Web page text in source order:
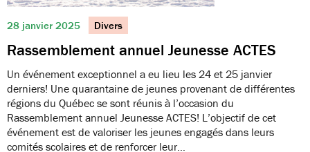
28 janvier 2025 Divers
Rassemblement annuel Jeunesse ACTES
Un événement exceptionnel a eu lieu les 24 et 25 janvier
derniers! Une quarantaine de jeunes provenant de différentes
régions du Québec se sont réunis à l’occasion du
Rassemblement annuel Jeunesse ACTES! L’objectif de cet
événement est de valoriser les jeunes engagés dans leurs
comités scolaires et de renforcer leur…